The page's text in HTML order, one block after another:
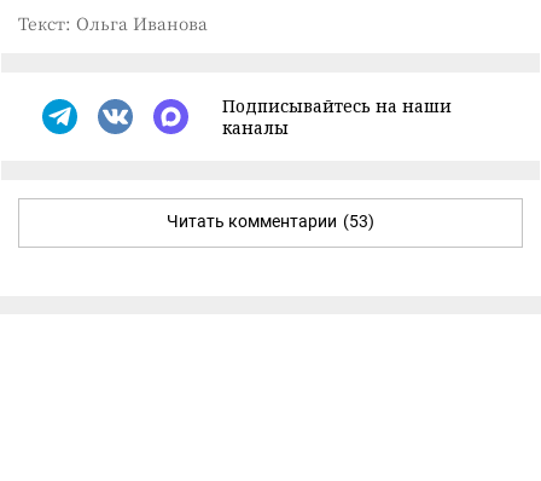
Текст: Ольга Иванова
Подписывайтесь на наши
каналы
Читать комментарии (53)